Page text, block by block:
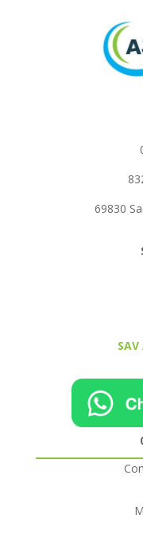
69830
SAV